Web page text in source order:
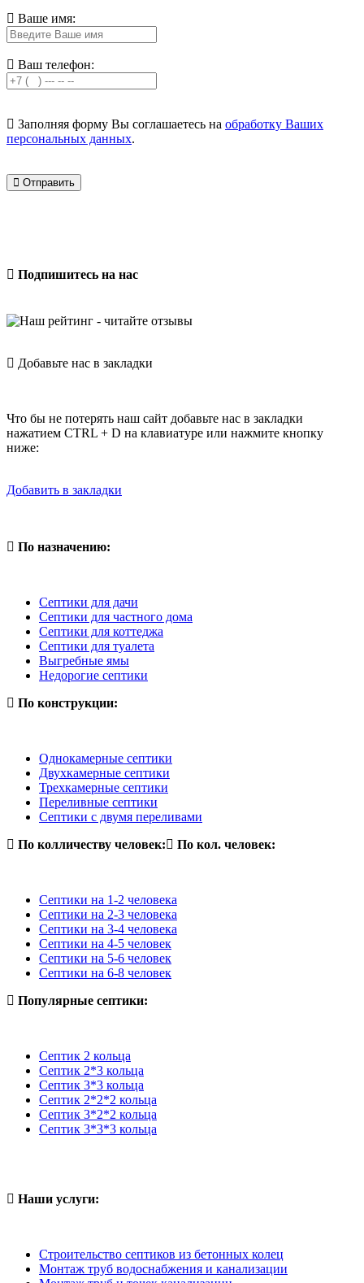
Ваше имя:
Ваш телефон:
Заполняя форму Вы соглашаетесь на обработку Ваших
персональных данных.
Отправить
Подпишитесь на нас
Добавьте нас в закладки
Что бы не потерять наш сайт добавьте нас в закладки
нажатием CTRL + D на клавиатуре или нажмите кнопку
ниже:
Добавить в закладки
По назначению:
Септики для дачи
Септики для частного дома
Септики для коттеджа
Септики для туалета
Выгребные ямы
Недорогие септики
По конструкции:
Однокамерные септики
Двухкамерные септики
Трехкамерные септики
Переливные септики
Септики с двумя переливами
По колличеству человек:
По кол. человек:
Септики на 1-2 человека
Септики на 2-3 человека
Септики на 3-4 человека
Септики на 4-5 человек
Септики на 5-6 человек
Септики на 6-8 человек
Популярные септики:
Септик 2 кольца
Септик 2*3 кольца
Септик 3*3 кольца
Септик 2*2*2 кольца
Септик 3*2*2 кольца
Септик 3*3*3 кольца
Наши услуги:
Строительство септиков из бетонных колец
Монтаж труб водоснабжения и канализации